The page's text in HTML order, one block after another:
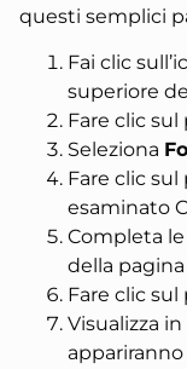
questi semplici
Fai clic
superiore
Fare clic
Seleziona
Fare clic
esaminato
Completa
della
Fare clic
Visualizza